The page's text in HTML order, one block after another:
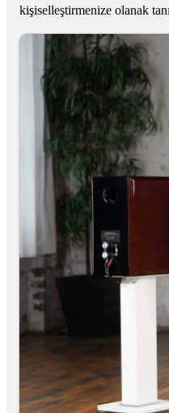
kişiselleştirmenize olanak